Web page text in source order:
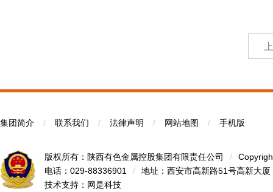
集团简介 / 联系我们 / 法律声明 / 网站地图 / 手机版
版权所有：陕西有色金属控股集团有限责任公司 /
电话：029-88336901
/
地址：西安市高新路51号高新大厦
技术支持： 网是科技